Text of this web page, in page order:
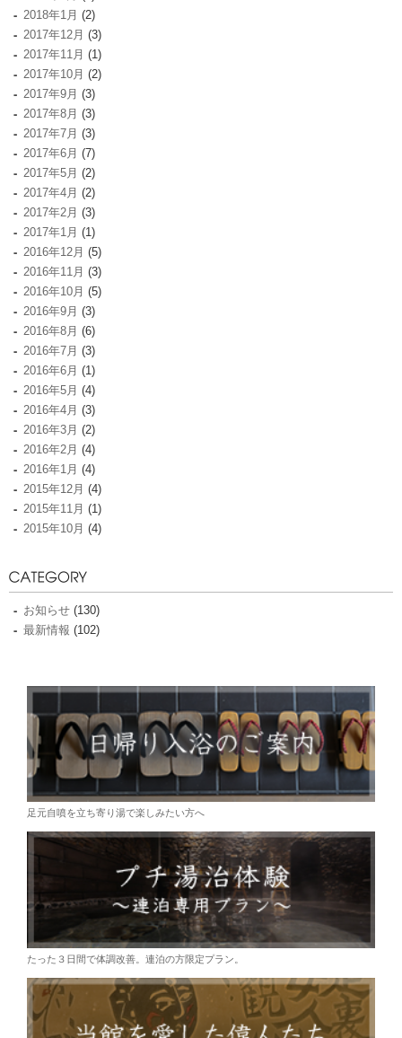
2018年1月 (2)
2017年12月 (3)
2017年11月 (1)
2017年10月 (2)
2017年9月 (3)
2017年8月 (3)
2017年7月 (3)
2017年6月 (7)
2017年5月 (2)
2017年4月 (2)
2017年2月 (3)
2017年1月 (1)
2016年12月 (5)
2016年11月 (3)
2016年10月 (5)
2016年9月 (3)
2016年8月 (6)
2016年7月 (3)
2016年6月 (1)
2016年5月 (4)
2016年4月 (3)
2016年3月 (2)
2016年2月 (4)
2016年1月 (4)
2015年12月 (4)
2015年11月 (1)
2015年10月 (4)
お知らせ (130)
最新情報 (102)
足元自噴を立ち寄り湯で楽しみたい方へ
たった３日間で体調改善。連泊の方限定プラン。